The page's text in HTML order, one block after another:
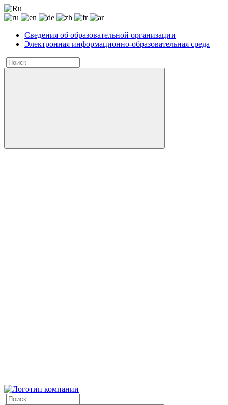
Сведения об образовательной организации
Электронная информационно-образовательная среда